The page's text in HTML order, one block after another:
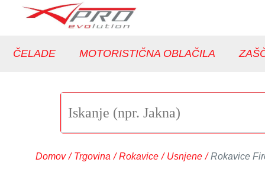
ČELADE MOTORISTIČNA OBLAČILA
Domov / Trgovina / Rokavice / Usnjene / Rokavice